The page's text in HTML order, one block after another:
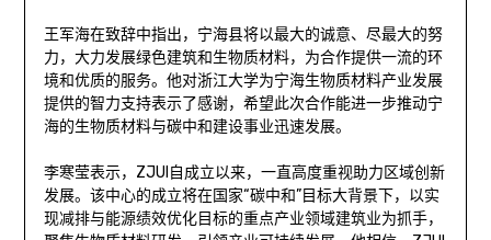
王军海在致辞中指出，宁海县将以最大的诚意、尽最大的努
力，大力发展绿色建筑和生物质材料，为合作提供一流的环
境和优质的服务。他对浙江大学为宁海生物质材料产业发展
提供的智力支持表示了感谢，希望此次合作能进一步推动宁
海的生物质材料与碳中和建设事业迅速发展。
李寒莹表示，ZJUI自成立以来，一直高度重视助力区域创新
发展。该中心的成立将在国家“碳中和”目标大背景下，以实
现减排与能源绩效优化目标的重点产业领域建筑业为抓手，